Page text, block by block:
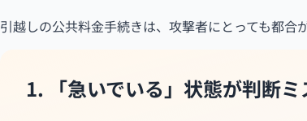
引越しの公共料金手続きは、攻撃者にとっても都合
1. 「急いでいる」状態が判断